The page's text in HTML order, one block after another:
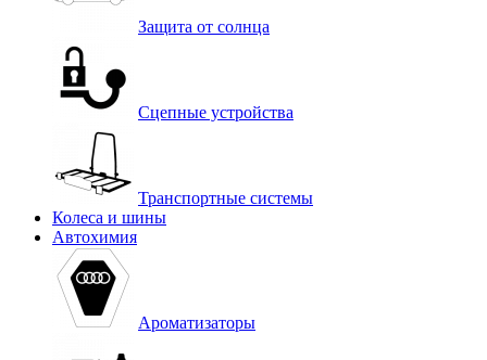
Защита от солнца
Сцепные устройства
Транспортные системы
Колеса и шины
Автохимия
Ароматизаторы